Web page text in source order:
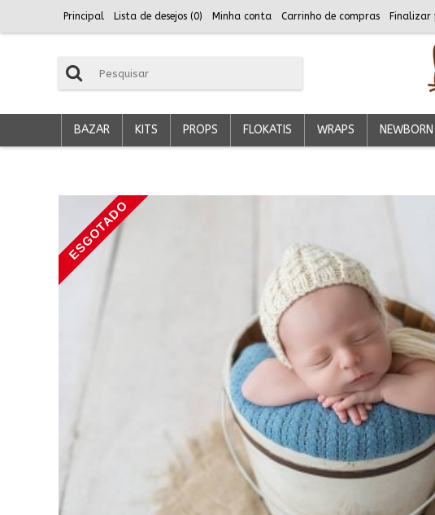
Principal Lista de desejos (0) Minha conta Carrinho de compras Finalizar
BAZAR KITS PROPS FLOKATIS WRAPS NEWBORN
ESGOTADO